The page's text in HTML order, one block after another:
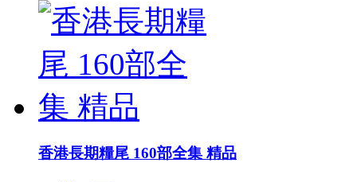
香港長期糧尾 160部全集 精品